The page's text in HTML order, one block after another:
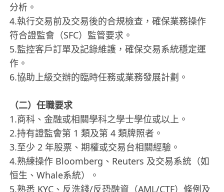
分析。
4.執行交易前及交易後的合規檢查，確保業務操作
符合證監會（SFC）監管要求。
5.監控客戶訂單及記錄維護，確保交易系統穩定運
作。
6.協助上級交辦的臨時任務或業務發展計劃。
（二）任職要求
1.商科、金融或相關學科之學士學位或以上。
2.持有證監會第 1 類及第 4 類牌照者。
3.至少 2 年股票、期權或交易台相關經驗。
4.熟練操作 Bloomberg、Reuters 及交易系統（如
恒生、Whale系統）。
5.熟悉 KYC、反洗錢/反恐融資（AML/CTF）條例及